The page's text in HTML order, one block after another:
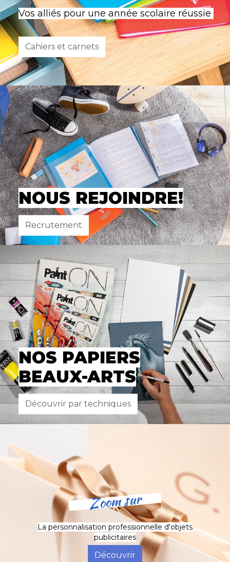
Vos alliés pour une année scolaire réussie
Cahiers et carnets
NOUS REJOINDRE!
Recrutement
NOS PAPIERS
BEAUX-ARTS
Découvrir par techniques
Zoom sur
La personnalisation professionnelle d'objets
publicitaires
Découvrir